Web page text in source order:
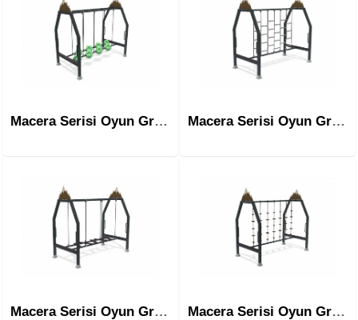
Macera Serisi Oyun Grubu Mac-2002 Macera Serisi Oyun Grubu Mac-2003
Macera Serisi Oyun Grubu Mac-2004 Macera Serisi Oyun Grubu Mac-2005